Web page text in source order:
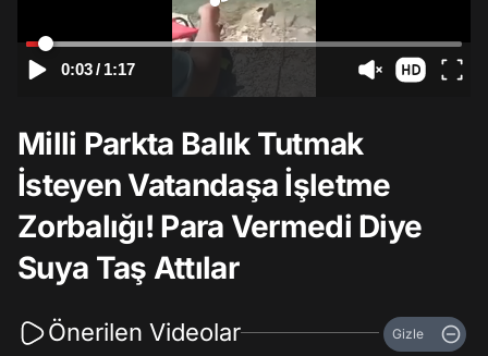
0:03/ 1:17
Milli Parkta Balık Tutmak
İsteyen Vatandaşa İşletme
Zorbalığı! Para Vermedi Diye
Suya Taş Attılar
Önerilen Videolar Gizle